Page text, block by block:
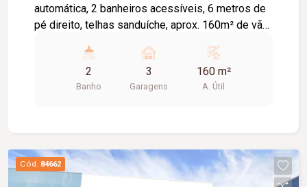
automática, 2 banheiros acessíveis, 6 metros de
pé direito, telhas sanduíche, aprox. 160m² de vão
2
Banho
3
Garagens
160 m²
A. Útil
Cód. 84662